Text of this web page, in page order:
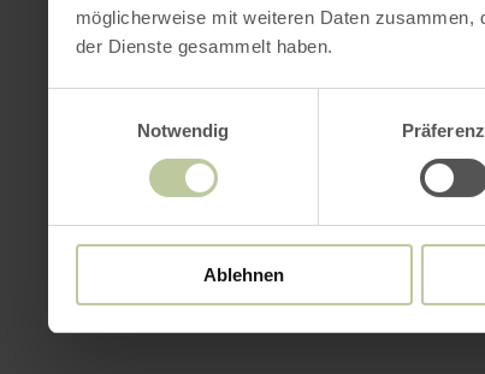
möglicherweise mit weiteren Daten
der Dienste gesammelt haben.
Notwendig
Ablehnen